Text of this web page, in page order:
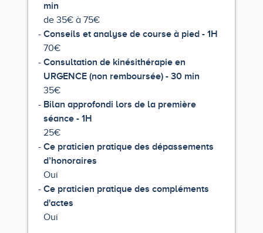
min
de 35€ à 75€
Conseils et analyse de course à pied - 1H
70€
Consultation de kinésithérapie en
URGENCE (non remboursée) - 30 min
35€
Bilan approfondi lors de la première
séance - 1H
25€
Ce praticien pratique des dépassements
d’honoraires
Oui
Ce praticien pratique des compléments
d'actes
Oui